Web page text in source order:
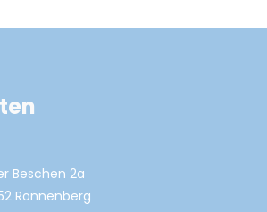
Beschen 2a
Ronnenberg